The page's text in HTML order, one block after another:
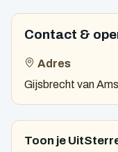
Contact &
Adres
Gijsbrecht van
Toon je